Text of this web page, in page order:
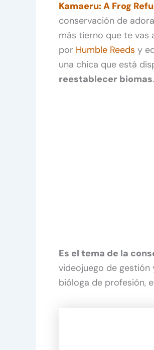
Kamaeru: A Frog
conservación de
más tierno que te vas
por Humble Reeds y
una chica que está
reestablecer biomas.
Es el tema de la
videojuego de
bióloga de profesión,